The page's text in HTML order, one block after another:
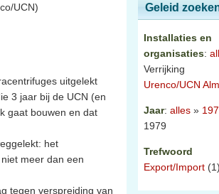
UCN)
uitgelekt
3 jaar bij de UCN (en
gaat bouwen en dat
het
meer dan een
tegen verspreiding van
Geleid
Installaties en
organisaties:
Verrijking
Urenco/UCN
Jaar: alles »
1979
Trefwoord
Export/Import (1)